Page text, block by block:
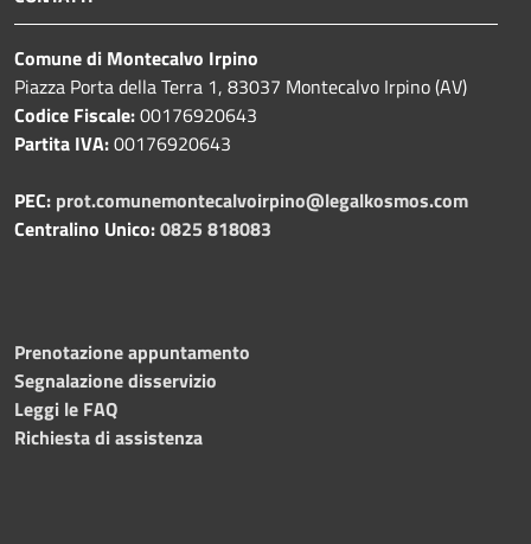
Comune di Montecalvo Irpino
Piazza Porta della Terra 1, 83037 Montecalvo Irpino (AV)
Codice Fiscale:00176920643
Partita IVA:00176920643
PEC: prot.comunemontecalvoirpino@legalkosmos.com
Centralino Unico:0825 818083
Prenotazione appuntamento
Segnalazione disservizio
Leggi le FAQ
Richiesta di assistenza